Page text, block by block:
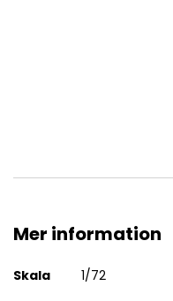
Mer information
Mer
Skala 1/72